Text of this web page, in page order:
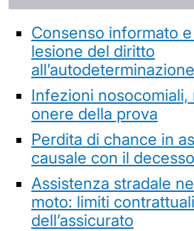
Consenso informato
lesione del diritto
all’autodeterminazione
Infezioni nosocomiali,
onere della prova
Perdita di chance in
causale con il decesso
Assistenza stradale
moto: limiti
dell’assicurato